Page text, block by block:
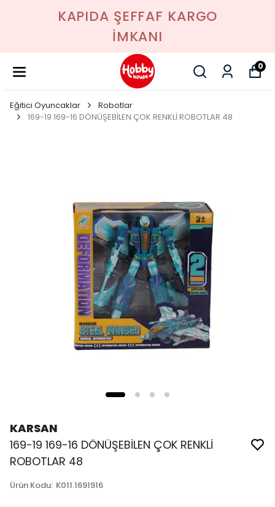
KAPIDA ŞEFFAF KARGO
İMKANI
0
Eğitici Oyuncaklar
Robotlar
169-19 169-16 DÖNÜŞEBİLEN ÇOK RENKLİ ROBOTLAR 48
KARSAN
169-19 169-16 DÖNÜŞEBİLEN ÇOK RENKLİ
ROBOTLAR 48
Ürün Kodu: K011.1691916